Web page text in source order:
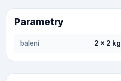
Parametry
balení 2 x 2 kg